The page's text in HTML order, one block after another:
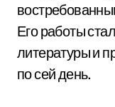
Его работы
литературы и
по сей день.